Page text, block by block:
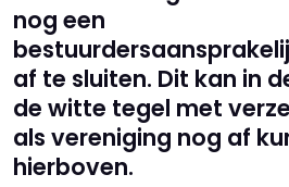
nog een
af te sluiten. Dit kan in
de witte tegel met
als vereniging nog af
hierboven.